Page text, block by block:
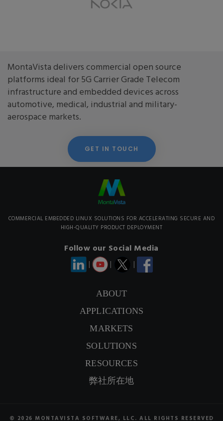
MontaVista delivers commercial open source
platforms ideal for 5G Carrier Grade Telecom
infrastructure and embedded devices across
automotive, medical, industrial and military-
aerospace markets.
GET IN TOUCH
COMMERCIAL EMBEDDED LINUX SOLUTIONS FOR ACCELERATING SECURE AND
HIGH-QUALITY PRODUCT DEPLOYMENT
Follow our Social Media
| | |
ABOUT
APPLICATIONS
MARKETS
SOLUTIONS
RESOURCES
弊社所在地
© 2026 MONTAVISTA SOFTWARE, LLC. ALL RIGHTS RESERVED